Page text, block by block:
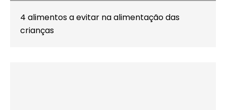
4 alimentos a evitar na alimentação das
crianças